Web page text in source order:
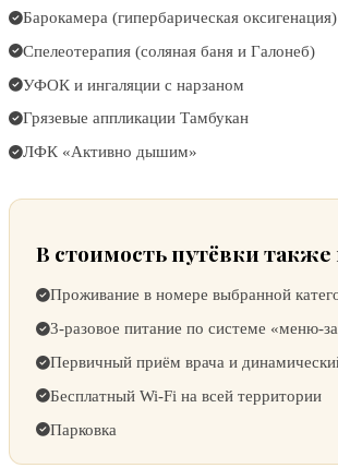
Барокамера (гипербарическая оксигенация)
Спелеотерапия (соляная баня и Галонеб)
УФОК и ингаляции с нарзаном
Грязевые аппликации Тамбукан
ЛФК «Активно дышим»
В стоимость путёвки
Проживание в номере выбранной
3-разовое питание по системе «меню-
Первичный приём врача и
Бесплатный Wi-Fi на всей территории
Парковка